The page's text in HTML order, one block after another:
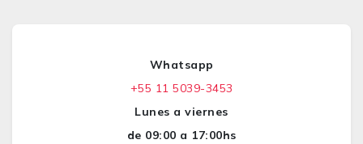
Whatsapp
+55 11 5039-3453
Lunes a viernes
de 09:00 a 17:00hs